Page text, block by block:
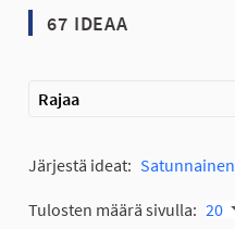
67 IDEAA
Rajaa
Järjestä ideat: Satunnainen
Tulosten määrä sivulla: 20